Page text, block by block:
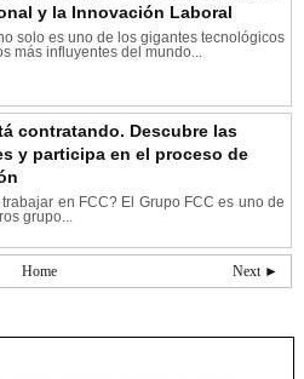
y la Innovación Laboral
solo es uno de los gigantes tecnológicos
más influyentes del mundo...
contratando. Descubre las
y participa en el proceso de
en FCC? El Grupo FCC es uno de
grupo...
Next ►
Home